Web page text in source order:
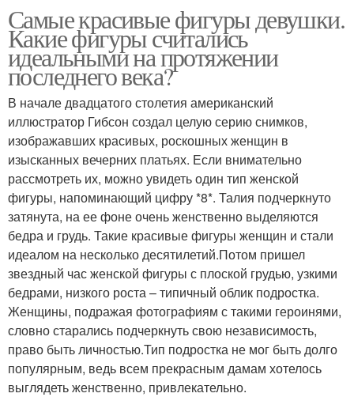
Самые красивые фигуры девушки.
Какие фигуры считались
идеальными на протяжении
последнего века?
В начале двадцатого столетия американский
иллюстратор Гибсон создал целую серию снимков,
изображавших красивых, роскошных женщин в
изысканных вечерних платьях. Если внимательно
рассмотреть их, можно увидеть один тип женской
фигуры, напоминающий цифру *8*. Талия подчеркнуто
затянута, на ее фоне очень женственно выделяются
бедра и грудь. Такие красивые фигуры женщин и стали
идеалом на несколько десятилетий.Потом пришел
звездный час женской фигуры с плоской грудью, узкими
бедрами, низкого роста – типичный облик подростка.
Женщины, подражая фотографиям с такими героинями,
словно старались подчеркнуть свою независимость,
право быть личностью.Тип подростка не мог быть долго
популярным, ведь всем прекрасным дамам хотелось
выглядеть женственно, привлекательно.